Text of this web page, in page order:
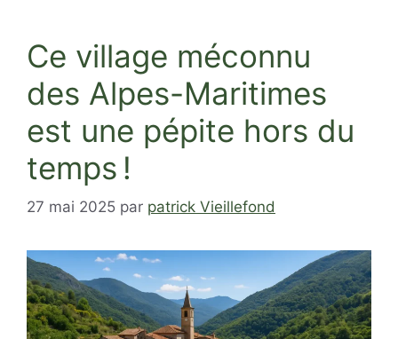
Ce village méconnu
des Alpes-Maritimes
est une pépite hors du
temps !
27 mai 2025 par patrick Vieillefond